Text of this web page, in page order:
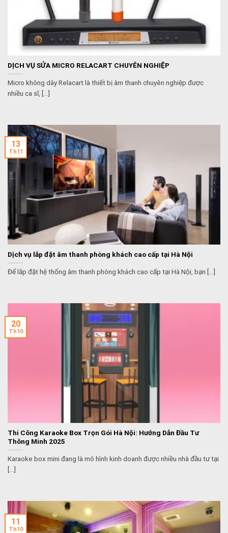
DỊCH VỤ SỬA MICRO RELACART CHUYÊN NGHIỆP
Micro không dây Relacart là thiết bị âm thanh chuyên nghiệp được
nhiều ca sĩ, [...]
Dịch vụ lắp đặt âm thanh phòng khách cao cấp tại Hà Nội
Để lắp đặt hệ thống âm thanh phòng khách cao cấp tại Hà Nội, bạn [...]
13
Th11
Thi Công Karaoke Box Trọn Gói Hà Nội: Hướng Dẫn Đầu Tư
Thông Minh 2025
Karaoke box mini đang là mô hình kinh doanh được nhiều nhà đầu tư tại
[...]
20
Th10
11
Th10